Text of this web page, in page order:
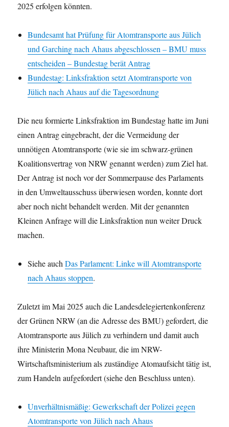
2025 erfolgen könnten.
Bundesamt hat Prüfung für Atomtransporte aus Jülich
und Garching nach Ahaus abgeschlossen – BMU muss
entscheiden – Bundestag berät Antrag
Bundestag: Linksfraktion setzt Atomtransporte von
Jülich nach Ahaus auf die Tagesordnung
Die neu formierte Linksfraktion im Bundestag hatte im Juni
einen Antrag eingebracht, der die Vermeidung der
unnötigen Atomtransporte (wie sie im schwarz-grünen
Koalitionsvertrag von NRW genannt werden) zum Ziel hat.
Der Antrag ist noch vor der Sommerpause des Parlaments
in den Umweltausschuss überwiesen worden, konnte dort
aber noch nicht behandelt werden. Mit der genannten
Kleinen Anfrage will die Linksfraktion nun weiter Druck
machen.
Siehe auchDas Parlament: Linke will Atomtransporte
nach Ahaus stoppen.
Zuletzt im Mai 2025 auch die Landesdelegiertenkonferenz
der Grünen NRW (an die Adresse des BMU) gefordert, die
Atomtransporte aus Jülich zu verhindern und damit auch
ihre Ministerin Mona Neubaur, die im NRW-
Wirtschaftsministerium als zuständige Atomaufsicht tätig ist,
zum Handeln aufgefordert (siehe den Beschluss unten).
Unverhältnismäßig: Gewerkschaft der Polizei gegen
Atomtransporte von Jülich nach Ahaus